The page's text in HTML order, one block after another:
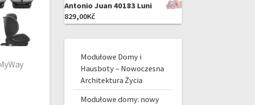
Antonio Juan 40183 Luni
829,00Kč
Modułowe Domy i
Hausboty – Nowoczesna
Architektura Życia
Modułowe domy: nowy